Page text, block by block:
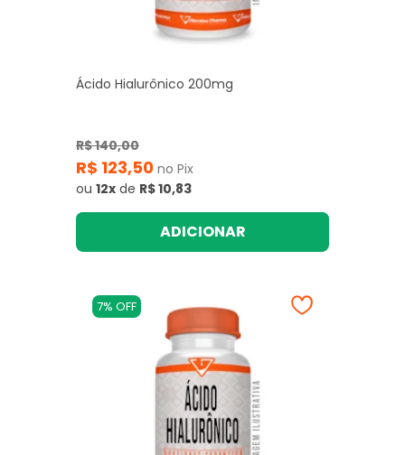
Ácido Hialurônico 200mg
R$ 140,00
R$ 123,50 no Pix
ou 12x de R$ 10,83
ADICIONAR
7% OFF